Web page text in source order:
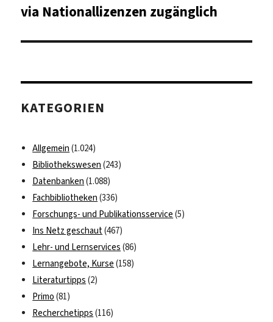
Beitrag:
via Nationallizenzen zugänglich
KATEGORIEN
Allgemein (1.024)
Bibliothekswesen (243)
Datenbanken (1.088)
Fachbibliotheken (336)
Forschungs- und Publikationsservice (5)
Ins Netz geschaut(467)
Lehr- und Lernservices (86)
Lernangebote, Kurse (158)
Literaturtipps (2)
Primo (81)
Recherchetipps (116)